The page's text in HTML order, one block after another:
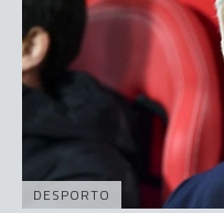
DESPORTO